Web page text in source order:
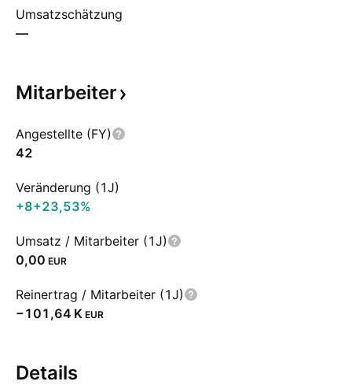
Umsatzschätzung
—
Mitarbeiter
Angestellte (FY)
42
Veränderung (1J)
+8+23,53%
Umsatz / Mitarbeiter (1J)
0,00 EUR
Reinertrag / Mitarbeiter (1J)
‪−101,64 K‬ EUR
Details